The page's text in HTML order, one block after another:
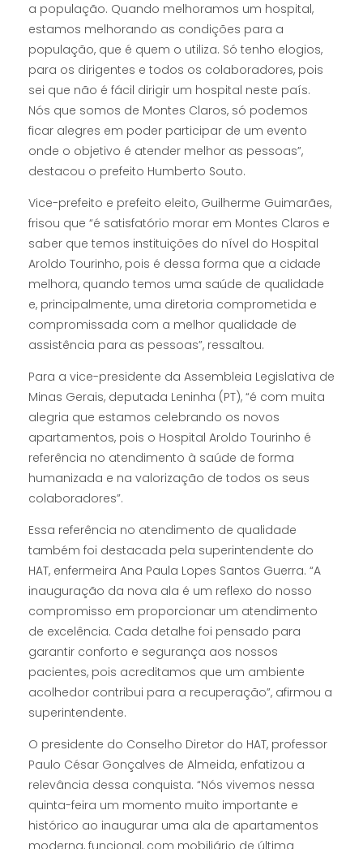
a população. Quando melhoramos um hospital,
estamos melhorando as condições para a
população, que é quem o utiliza. Só tenho elogios,
para os dirigentes e todos os colaboradores, pois
sei que não é fácil dirigir um hospital neste país.
Nós que somos de Montes Claros, só podemos
ficar alegres em poder participar de um evento
onde o objetivo é atender melhor as pessoas”,
destacou o prefeito Humberto Souto.
Vice-prefeito e prefeito eleito, Guilherme Guimarães,
frisou que “é satisfatório morar em Montes Claros e
saber que temos instituições do nível do Hospital
Aroldo Tourinho, pois é dessa forma que a cidade
melhora, quando temos uma saúde de qualidade
e, principalmente, uma diretoria comprometida e
compromissada com a melhor qualidade de
assistência para as pessoas”, ressaltou.
Para a vice-presidente da Assembleia Legislativa de
Minas Gerais, deputada Leninha (PT), “é com muita
alegria que estamos celebrando os novos
apartamentos, pois o Hospital Aroldo Tourinho é
referência no atendimento à saúde de forma
humanizada e na valorização de todos os seus
colaboradores”.
Essa referência no atendimento de qualidade
também foi destacada pela superintendente do
HAT, enfermeira Ana Paula Lopes Santos Guerra. “A
inauguração da nova ala é um reflexo do nosso
compromisso em proporcionar um atendimento
de excelência. Cada detalhe foi pensado para
garantir conforto e segurança aos nossos
pacientes, pois acreditamos que um ambiente
acolhedor contribui para a recuperação”, afirmou a
superintendente.
O presidente do Conselho Diretor do HAT, professor
Paulo César Gonçalves de Almeida, enfatizou a
relevância dessa conquista. “Nós vivemos nessa
quinta-feira um momento muito importante e
histórico ao inaugurar uma ala de apartamentos